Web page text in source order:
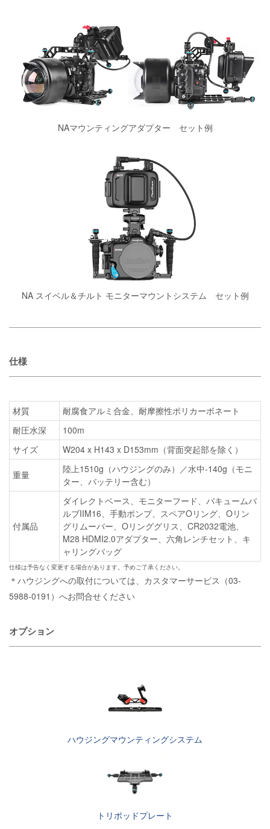
NAマウンティングアダプター セット例
NA スイベル＆チルト モニターマウントシステム セット例
仕様
材質
耐腐食アルミ合金、耐摩擦性ポリカーボネート
耐圧水深
100m
サイズ
W204 x H143 x D153mm（背面突起部を除く）
重量
陸上1510g（ハウジングのみ）／水中-140g（モニ
ター、バッテリー含む）
付属品
ダイレクトベース、モニターフード、バキュームバ
ルブIIM16、手動ポンプ、スペアOリング、Oリン
グリムーバー、Oリンググリス、CR2032電池、
M28 HDMI2.0アダプター、六角レンチセット、キ
ャリングバッグ
仕様は予告なく変更する場合があります。予めご了承ください。
＊ハウジングへの取付については、カスタマーサービス（03-
5988-0191）へお問合せください
オプション
ハウジングマウンティングシステム
トリポッドプレート